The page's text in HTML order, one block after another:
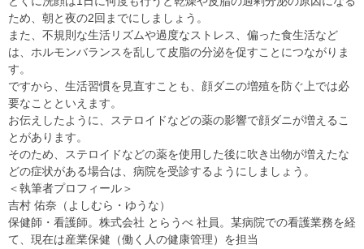
ため、朝と夜の2回までにしましょう。
また、不規則な生活リズムや過度なストレス、偏った食生活など
は、ホルモンバランスを乱して皮脂の分泌を促すことにつながりま
す。
ですから、生活習慣を見直すことも、顔ダニの増殖を防ぐ上では必
要なことといえます。
お伝えしたように、ステロイドなどの薬の影響で顔ダニが増えるこ
とがあります。
そのため、ステロイドなどの薬を使用した後に吹き出物が増えたな
どの症状がある場合は、病院を受診するようにしましょう。
＜執筆者プロフィール＞
吉村 佑奈（よしむら・ゆうな）
保健師・看護師。株式会社 とらうべ 社員。某病院での看護業務を経
て、現在は産業保健（働く人の健康管理）を担当